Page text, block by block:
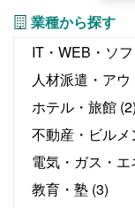
業種から探す
IT・WEB・ソ
人材派遣・ア
ホテル・旅館 (2)
不動産・ビルメ
電気・ガス・エ
教育・塾 (3)